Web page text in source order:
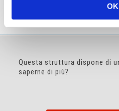
OK
Questa struttura dispone di
saperne di più?